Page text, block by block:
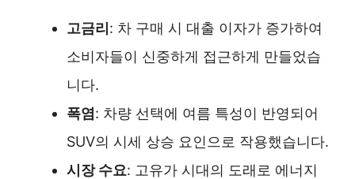
고금리 : 차 구매 시 대출 이자가 증가하여
소비자들이 신중하게 접근하게 만들었습
니다.
폭염 : 차량 선택에 여름 특성이 반영되어
SUV의 시세 상승 요인으로 작용했습니다.
시장 수요: 고유가 시대의 도래로 에너지